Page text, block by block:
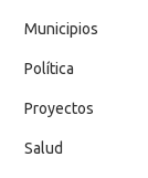
Municipios
Política
Proyectos
Salud